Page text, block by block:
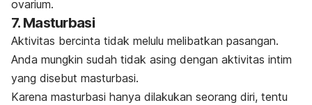
ovarium.
7. Masturbasi
Aktivitas bercinta tidak melulu melibatkan pasangan.
Anda mungkin sudah tidak asing dengan aktivitas intim
yang disebut masturbasi.
Karena masturbasi hanya dilakukan seorang diri, tentu